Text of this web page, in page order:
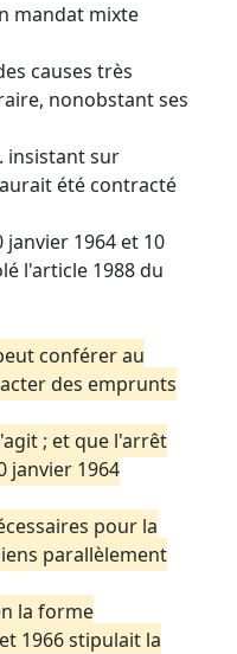
mandat mixte
causes très
nonobstant ses
insistant sur
été contracté
1964 et 10
l'article 1988 du
conférer au
des emprunts
; et que l'arrêt
janvier 1964
pour la
parallèlement
la forme
1966 stipulait la